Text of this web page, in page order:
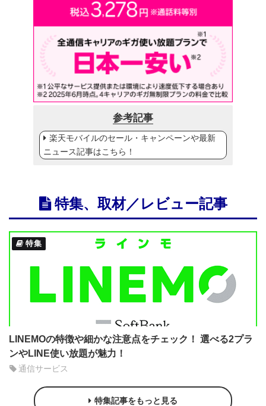
参考記事
楽天モバイルのセール・キャンペーンや最新
ニュース記事はこちら！
特集、取材／レビュー記事
特集
LINEMOの特徴や細かな注意点をチェック！ 選べる2プラ
ンやLINE使い放題が魅力！
通信サービス
特集記事をもっと見る